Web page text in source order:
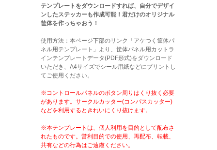
テンプレートをダウンロードすれば、自分でデザイ
ンしたステッカーも作成可能！君だけのオリジナル
筐体を作っちゃおう！
使用方法：本ページ下部のリンク「アケつく筐体パ
ネル用テンプレート」より、筐体パネル用カットラ
インテンプレートデータ(PDF形式)をダウンロード
いただき、A4サイズでシール用紙などにプリントし
てご使用ください。
※コントロールパネルのボタン周りはくり抜く必要
があります。サークルカッター(コンパスカッター)
などを利用するときれいにくり抜けます。
※本テンプレートは、個人利用を目的として配布さ
れたものです。営利目的での使用、再配布、転載、
共有などの行為はご遠慮ください。